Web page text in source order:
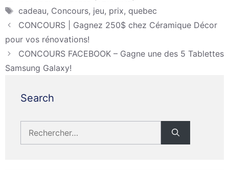
Étiquettes
cadeau, Concours, jeu, prix, quebec
CONCOURS | Gagnez 250$ chez Céramique Décor
pour vos rénovations!
CONCOURS FACEBOOK – Gagne une des 5 Tablettes
Samsung Galaxy!
Search
Rechercher :